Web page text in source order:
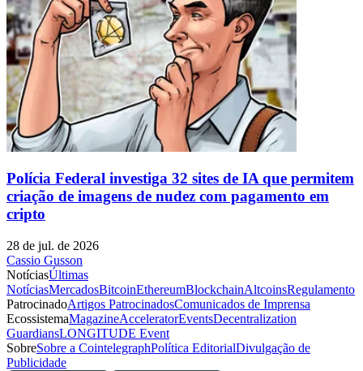
Polícia Federal investiga 32 sites de IA que permitem
criação de imagens de nudez com pagamento em
cripto
28 de jul. de 2026
Cassio Gusson
NotíciasÚltimas
NotíciasMercadosBitcoinEthereumBlockchainAltcoinsRegulamento
PatrocinadoArtigos PatrocinadosComunicados de Imprensa
EcossistemaMagazineAcceleratorEventsDecentralization
GuardiansLONGITUDE Event
SobreSobre a CointelegraphPolítica EditorialDivulgação de
Publicidade